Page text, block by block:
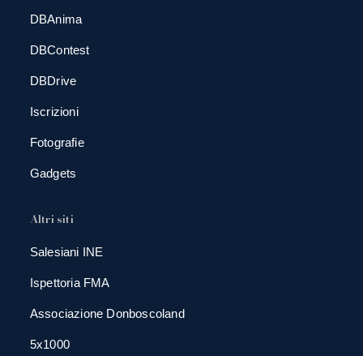
DBAnima
DBContest
DBDrive
Iscrizioni
Fotografie
Gadgets
Altri siti
Salesiani INE
Ispettoria FMA
Associazione Donboscoland
5x1000